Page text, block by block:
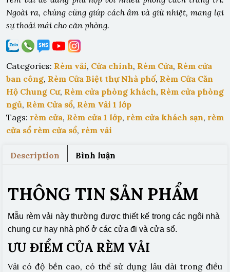
Ngoài ra, chúng cũng giúp cách âm và giữ nhiệt, mang lại
sự thoải mái cho căn phòng.
Categories: Rèm vải, Cửa chính, Rèm Cửa, Rèm cửa
ban công, Rèm Cửa Biệt thự Nhà phố, Rèm Cửa Căn
Hộ Chung Cư, Rèm cửa phòng khách, Rèm cửa phòng
ngủ, Rèm Cửa sổ, Rèm Vải 1 lớp
Tags: rèm cửa, Rèm cửa 1 lớp, rèm cửa khách sạn, rèm
cửa sổ rèm cửa sổ, rèm vải
Description Bình luận
THÔNG TIN SẢN PHẨM
Mẫu rèm vải này thường được thiết kế trong các ngôi nhà
chung cư hay nhà phố ở các cửa đi và cửa sổ.
ƯU ĐIỂM CỦA RÈM VẢI
Vải có độ bền cao, có thể sử dụng lâu dài trong điều